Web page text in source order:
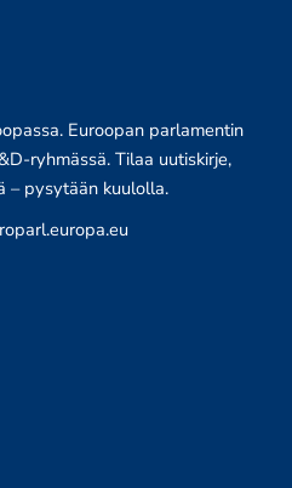
Euroopan parlamentin
ryhmässä. Tilaa uutiskirje,
– pysytään kuulolla.